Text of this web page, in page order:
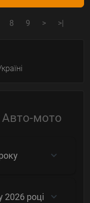
8 9 > >|
Авто-мото
2026 році